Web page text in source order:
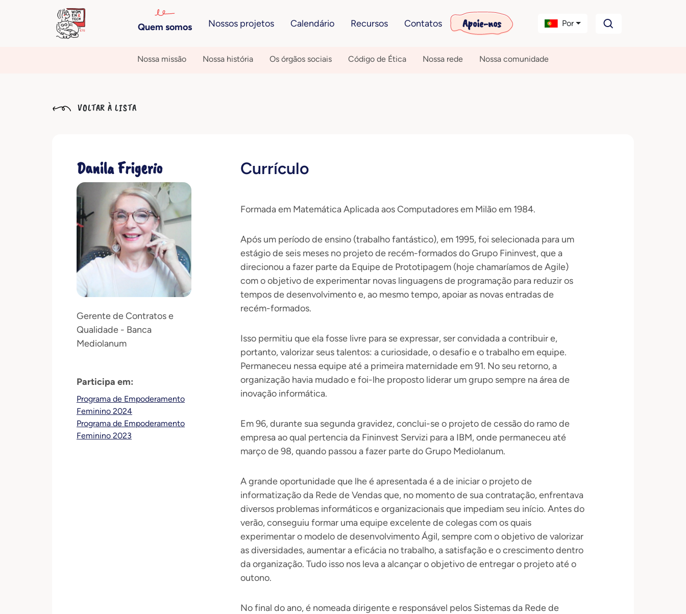
Quem somos Nossos projetos Calendário Recursos Contatos Apoie-nos Por
Nossa missão Nossa história Os órgãos sociais Código de Ética Nossa rede Nossa comunidade
VOLTAR À LISTA
Danila Frigerio
Gerente de Contratos e
Qualidade - Banca
Mediolanum
Participa em:
Programa de Empoderamento
Feminino 2024
Programa de Empoderamento
Feminino 2023
Currículo
Formada em Matemática Aplicada aos Computadores em Milão em 1984.
Após um período de ensino (trabalho fantástico), em 1995, foi selecionada para um
estágio de seis meses no projeto de recém-formados do Grupo Fininvest, que a
direcionou a fazer parte da Equipe de Prototipagem (hoje chamaríamos de Agile)
com o objetivo de experimentar novas linguagens de programação para reduzir os
tempos de desenvolvimento e, ao mesmo tempo, apoiar as novas entradas de
recém-formados.
Isso permitiu que ela fosse livre para se expressar, ser convidada a contribuir e,
portanto, valorizar seus talentos: a curiosidade, o desafio e o trabalho em equipe.
Permaneceu nessa equipe até a primeira maternidade em 91. No seu retorno, a
organização havia mudado e foi-lhe proposto liderar um grupo sempre na área de
inovação informática.
Em 96, durante sua segunda gravidez, conclui-se o projeto de cessão do ramo de
empresa ao qual pertencia da Fininvest Servizi para a IBM, onde permaneceu até
março de 98, quando passou a fazer parte do Grupo Mediolanum.
A grande oportunidade que lhe é apresentada é a de iniciar o projeto de
informatização da Rede de Vendas que, no momento de sua contratação, enfrentava
diversos problemas informáticos e organizacionais que impediam seu início. Antes do
verão, conseguiu formar uma equipe excelente de colegas com os quais
experimentar o modelo de desenvolvimento Ágil, sempre com o objetivo de valorizar
as diversidades, aumentar a eficácia no trabalho, a satisfação e o crescimento dentro
da organização. Tudo isso nos leva a alcançar o objetivo de entregar o projeto até o
outono.
No final do ano, é nomeada dirigente e responsável pelos Sistemas da Rede de